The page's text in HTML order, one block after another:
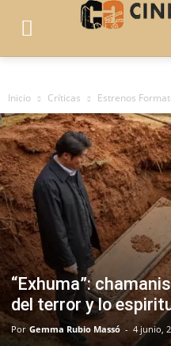
Inicio Críticas Estrenos
“Exhuma”:
del terror y lo
Por Gemma Rubio Massó - 4 junio,